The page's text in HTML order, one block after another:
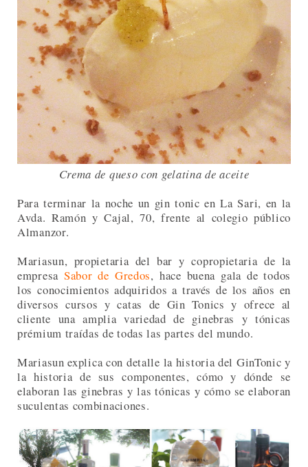
Crema de queso con gelatina de aceite
Para terminar la noche un gin tonic en La Sari, en la
Avda. Ramón y Cajal, 70, frente al colegio público
Almanzor.
Mariasun, propietaria del bar y copropietaria de la
empresa Sabor de Gredos, hace buena gala de todos
los conocimientos adquiridos a través de los años en
diversos cursos y catas de Gin Tonics y ofrece al
cliente una amplia variedad de ginebras y tónicas
prémium traídas de todas las partes del mundo.
Mariasun explica con detalle la historia del GinTonic y
la historia de sus componentes, cómo y dónde se
elaboran las ginebras y las tónicas y cómo se elaboran
suculentas combinaciones.